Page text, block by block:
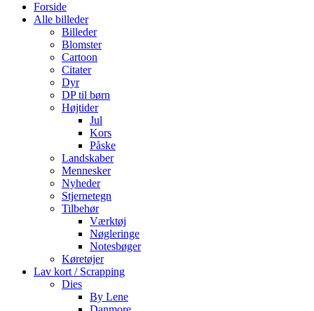
Forside
Alle billeder
Billeder
Blomster
Cartoon
Citater
Dyr
DP til børn
Højtider
Jul
Kors
Påske
Landskaber
Mennesker
Nyheder
Stjernetegn
Tilbehør
Værktøj
Nøgleringe
Notesbøger
Køretøjer
Lav kort / Scrapping
Dies
By Lene